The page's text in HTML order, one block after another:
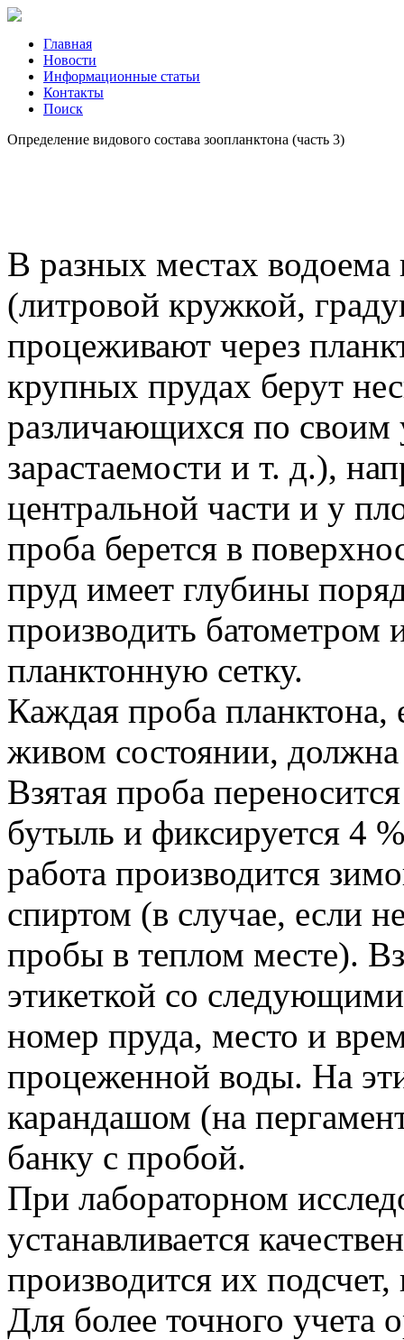
Главная
Новости
Информационные статьи
Контакты
Поиск
Определение видового состава зоопланктона (часть 3)
В разных местах
(литровой кружкой,
процеживают через
крупных прудах берут
различающихся по своим
зарастаемости и т. д.),
центральной части и у
проба берется в
пруд имеет глубины
производить батометром
планктонную сетку.
Каждая проба планктона,
живом состоянии,
Взятая проба
бутыль и фиксируется 4
работа производится
спиртом (в случае, если
пробы в теплом месте).
этикеткой со
номер пруда, место и
процеженной воды. На
карандашом (на
банку с пробой.
При лабораторном
устанавливается
производится их
Для более точного учета